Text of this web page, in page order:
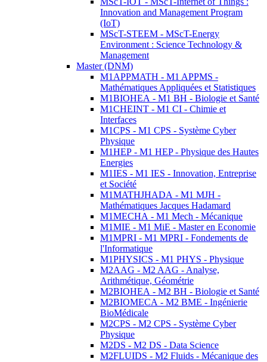
Innovation and Management Program
(IoT)
MScT-STEEM - MScT-Energy
Environment : Science Technology &
Management
Master (DNM)
M1APPMATH - M1 APPMS -
Mathématiques Appliquées et Statistiques
M1BIOHEA - M1 BH - Biologie et Santé
M1CHEINT - M1 CI - Chimie et
Interfaces
M1CPS - M1 CPS - Système Cyber
Physique
M1HEP - M1 HEP - Physique des Hautes
Energies
M1IES - M1 IES - Innovation, Entreprise
et Société
M1MATHJHADA - M1 MJH -
Mathématiques Jacques Hadamard
M1MECHA - M1 Mech - Mécanique
M1MIE - M1 MiE - Master en Economie
M1MPRI - M1 MPRI - Fondements de
l'Informatique
M1PHYSICS - M1 PHYS - Physique
M2AAG - M2 AAG - Analyse,
Arithmétique, Géométrie
M2BIOHEA - M2 BH - Biologie et Santé
M2BIOMECA - M2 BME - Ingénierie
BioMédicale
M2CPS - M2 CPS - Système Cyber
Physique
M2DS - M2 DS - Data Science
M2FLUIDS - M2 Fluids - Mécanique des